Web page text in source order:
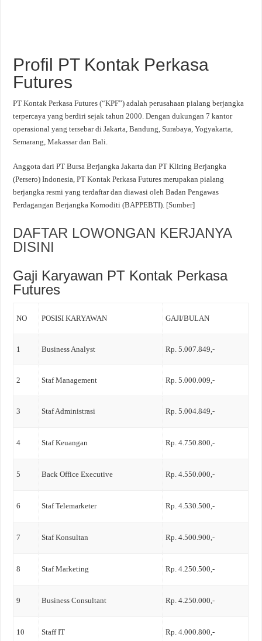
Profil PT Kontak Perkasa
Futures
PT Kontak Perkasa Futures (“KPF”) adalah perusahaan pialang berjangka
terpercaya yang berdiri sejak tahun 2000. Dengan dukungan 7 kantor
operasional yang tersebar di Jakarta, Bandung, Surabaya, Yogyakarta,
Semarang, Makassar dan Bali.
Anggota dari PT Bursa Berjangka Jakarta dan PT Kliring Berjangka
(Persero) Indonesia, PT Kontak Perkasa Futures merupakan pialang
berjangka resmi yang terdaftar dan diawasi oleh Badan Pengawas
Perdagangan Berjangka Komoditi (BAPPEBTI). [Sumber]
DAFTAR LOWONGAN KERJANYA
DISINI
Gaji Karyawan PT Kontak Perkasa
Futures
NO POSISI KARYAWAN GAJI/BULAN
1 Business Analyst Rp. 5.007.849,-
2 Staf Management Rp. 5.000.009,-
3 Staf Administrasi Rp. 5.004.849,-
4 Staf Keuangan Rp. 4.750.800,-
5 Back Office Executive Rp. 4.550.000,-
6 Staf Telemarketer Rp. 4.530.500,-
7 Staf Konsultan Rp. 4.500.900,-
8 Staf Marketing Rp. 4.250.500,-
9 Business Consultant Rp. 4.250.000,-
10 Staff IT Rp. 4.000.800,-